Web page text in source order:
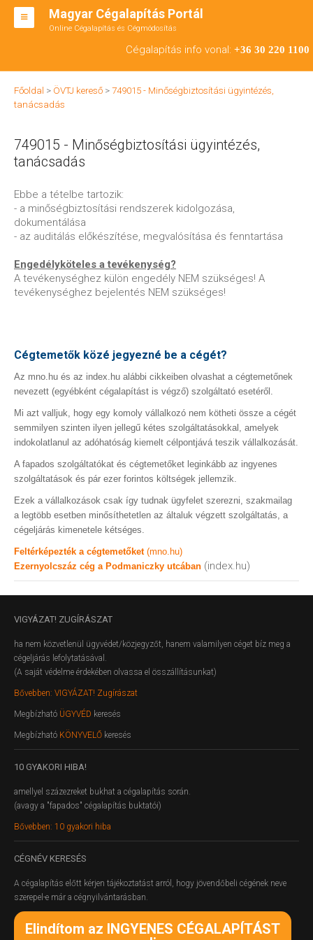
Magyar Cégalapítás Portál
Online Cégalapítás és Cégmódosítás
Cégalapítás info vonal: +36 30 220 1100
BT ALAPÍTÁS
RT ALAPÍTÁS
ÁTALAKULÁS
ENGEDÉLYKÖTELES
IRODÁK
Főoldal > ÖVTJ kereső > 749015 - Minőségbiztosítási ügyintézés,
tanácsadás
749015 - Minőségbiztosítási ügyintézés,
tanácsadás
Ebbe a tételbe tartozik:
- a minőségbiztosítási rendszerek kidolgozása,
dokumentálása
- az auditálás előkészítése, megvalósítása és fenntartása
Engedélyköteles a tevékenység?
A tevékenységhez külön engedély NEM szükséges! A
tevékenységhez bejelentés NEM szükséges!
Cégtemetők közé jegyezné be a cégét?
Az mno.hu és az index.hu alábbi cikkeiben olvashat a cégtemetőnek
nevezett (egyébként cégalapítást is végző) szolgáltató esetéről.
Mi azt valljuk, hogy egy komoly vállalkozó nem kötheti össze a cégét
semmilyen szinten ilyen jellegű kétes szolgáltatásokkal, amelyek
indokolatlanul az adóhatóság kiemelt célpontjává teszik vállalkozását.
A fapados szolgáltatókat és cégtemetőket leginkább az ingyenes
szolgáltatások és pár ezer forintos költségek jellemzik.
Ezek a vállalkozások csak így tudnak ügyfelet szerezni, szakmailag
a legtöbb esetben minősíthetetlen az általuk végzett szolgáltatás, a
cégeljárás kimenetele kétséges.
Feltérképezték a cégtemetőket (mno.hu)
Ezernyolcszáz cég a Podmaniczky utcában (index.hu)
VIGYÁZAT! ZUGÍRÁSZAT
ha nem közvetlenül ügyvédet/közjegyzőt, hanem valamilyen céget bíz meg a
cégeljárás lefolytatásával.
(A saját védelme érdekében olvassa el összállításunkat)
Bővebben: VIGYÁZAT! Zugírászat
Megbízható ÜGYVÉD keresés
Megbízható KÖNYVELŐ keresés
10 GYAKORI HIBA!
amellyel százezreket bukhat a cégalapítás során.
(avagy a "fapados" cégalapítás buktatói)
Bővebben: 10 gyakori hiba
CÉGNÉV KERESÉS
A cégalapítás előtt kérjen tájékoztatást arról, hogy jövendőbeli cégének neve
szerepel-e már a cégnyilvántarásban.
Elindítom az INGYENES CÉGALAPÍTÁST